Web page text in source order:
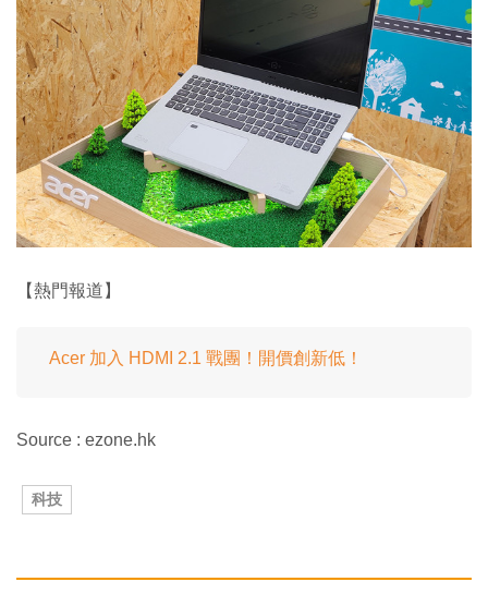
【熱門報道】
Acer 加入 HDMI 2.1 戰團！開價創新低！
Source : ezone.hk
科技